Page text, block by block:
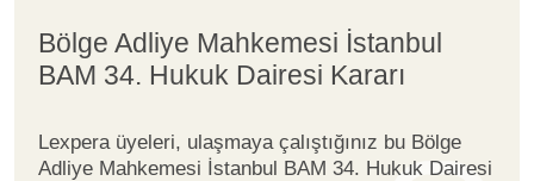
Bölge Adliye Mahkemesi İstanbul
BAM 34. Hukuk Dairesi Kararı
Lexpera üyeleri, ulaşmaya çalıştığınız bu Bölge
Adliye Mahkemesi İstanbul BAM 34. Hukuk Dairesi